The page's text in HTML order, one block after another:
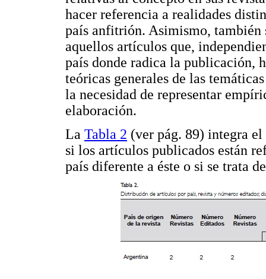
hacer referencia a realidades
país anfitrión. Asimismo, también
aquellos artículos que,
país donde radica la publicación,
teóricas generales de las
la necesidad de representar
elaboración.
La Tabla 2 (ver pág. 89) integra
si los artículos publicados están
país diferente a éste o si se trata